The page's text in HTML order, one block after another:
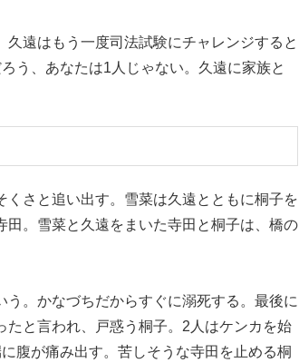
遠はもう一度司法試験にチャレンジすると
う、あなたは1人じゃない。久遠に家族と
さと追い出す。雪菜は久遠とともに桐子を
。雪菜と久遠をまいた寺田と桐子は、橋の
。かなづちだからすぐに溺死する。最後に
たと言われ、戸惑う桐子。2人はケンカを始
腹が痛み出す。苦しそうな寺田を止める桐